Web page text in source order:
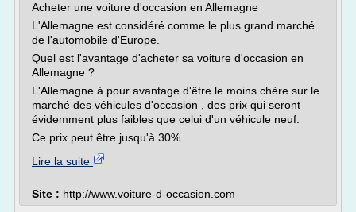
Acheter une voiture d'occasion en Allemagne
L'Allemagne est considéré comme le plus grand marché
de l'automobile d'Europe.
Quel est l'avantage d'acheter sa voiture d'occasion en
Allemagne ?
L'Allemagne à pour avantage d'être le moins chère sur le
marché des véhicules d'occasion , des prix qui seront
évidemment plus faibles que celui d'un véhicule neuf.
Ce prix peut être jusqu'à 30%...
Lire la suite
Site : http://www.voiture-d-occasion.com